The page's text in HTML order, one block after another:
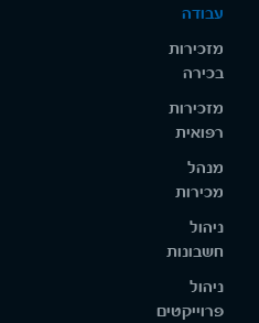
עבודה
מזכירות
בכירה
מזכירות
רפואית
מנהל
מכירות
ניהול
חשבונות
ניהול
פרוייקטים